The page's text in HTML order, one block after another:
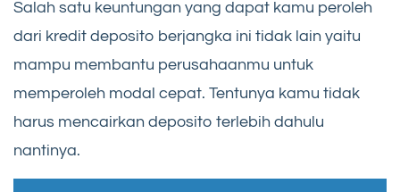
Salah satu keuntungan yang dapat kamu peroleh
dari kredit deposito berjangka ini tidak lain yaitu
mampu membantu perusahaanmu untuk
memperoleh modal cepat. Tentunya kamu tidak
harus mencairkan deposito terlebih dahulu
nantinya.